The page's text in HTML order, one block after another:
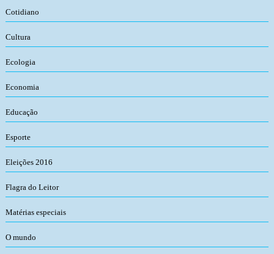
Cotidiano
Cultura
Ecologia
Economia
Educação
Esporte
Eleições 2016
Flagra do Leitor
Matérias especiais
O mundo